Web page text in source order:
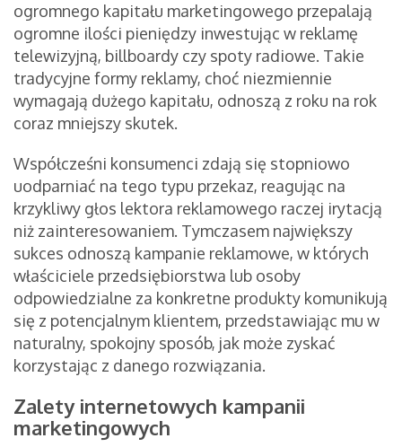
ogromnego kapitału marketingowego przepalają
ogromne ilości pieniędzy inwestując w reklamę
telewizyjną, billboardy czy spoty radiowe. Takie
tradycyjne formy reklamy, choć niezmiennie
wymagają dużego kapitału, odnoszą z roku na rok
coraz mniejszy skutek.
Współcześni konsumenci zdają się stopniowo
uodparniać na tego typu przekaz, reagując na
krzykliwy głos lektora reklamowego raczej irytacją
niż zainteresowaniem. Tymczasem największy
sukces odnoszą kampanie reklamowe, w których
właściciele przedsiębiorstwa lub osoby
odpowiedzialne za konkretne produkty komunikują
się z potencjalnym klientem, przedstawiając mu w
naturalny, spokojny sposób, jak może zyskać
korzystając z danego rozwiązania.
Zalety internetowych kampanii
marketingowych